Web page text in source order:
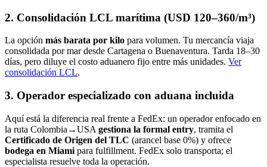
2. Consolidación LCL marítima (USD 120–360/m³)
La opción más barata por kilo para volumen. Tu mercancía viaja
consolidada por mar desde Cartagena o Buenaventura. Tarda 18–30
días, pero diluye el costo aduanero fijo entre más unidades. Ver
consolidación LCL.
3. Operador especializado con aduana incluida
Aquí está la diferencia real frente a FedEx: un operador enfocado en
la ruta Colombia→USA gestiona la formal entry, tramita el
Certificado de Origen del TLC (arancel base 0%) y ofrece
bodega en Miami para fulfillment. FedEx solo transporta; el
especialista resuelve toda la operación.